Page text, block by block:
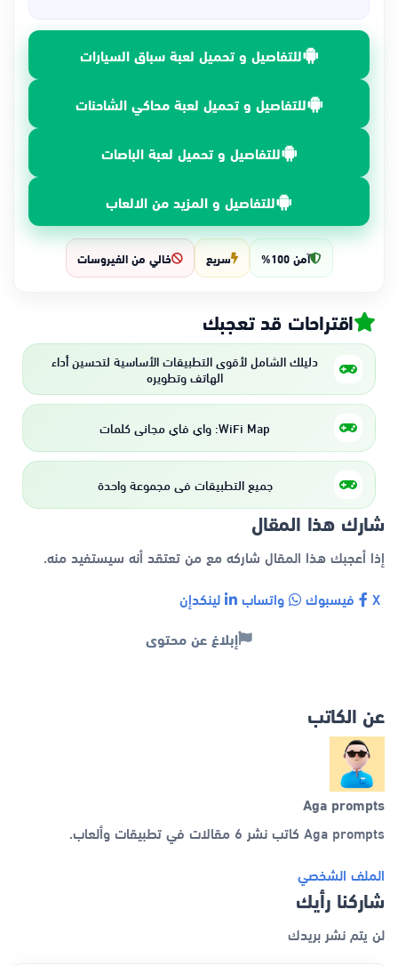
للتفاصيل و تحميل لعبة سباق السيارات
للتفاصيل و تحميل لعبة محاكي الشاحنات
للتفاصيل و تحميل لعبة الباصات
للتفاصيل و المزيد من الالعاب
آمن 100% سريع خالي من الفيروسات
اقتراحات قد تعجبك
دليلك الشامل لأقوى التطبيقات الأساسية لتحسين أداء
الهاتف وتطويره
WiFi Map: واي فاي مجاني كلمات
جميع التطبيقات في مجموعة واحدة
شارك هذا المقال
إذا أعجبك هذا المقال شاركه مع من تعتقد أنه سيستفيد منه.
فيسبوك واتساب لينكدإن
إبلاغ عن محتوى
عن الكاتب
Aga prompts
Aga prompts كاتب نشر 6 مقالات في تطبيقات وألعاب.
الملف الشخصي
شاركنا رأيك
لن يتم نشر بريدك